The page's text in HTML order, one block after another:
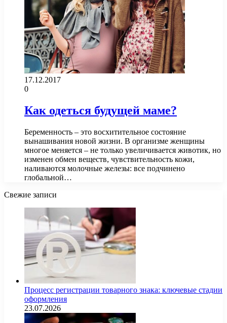
17.12.2017
0
Как одеться будущей маме?
Беременность – это восхитительное состояние
вынашивания новой жизни. В организме женщины
многое меняется – не только увеличивается животик, но
изменен обмен веществ, чувствительность кожи,
наливаются молочные железы: все подчинено
глобальной…
Свежие записи
Процесс регистрации товарного знака: ключевые стадии
оформления
23.07.2026